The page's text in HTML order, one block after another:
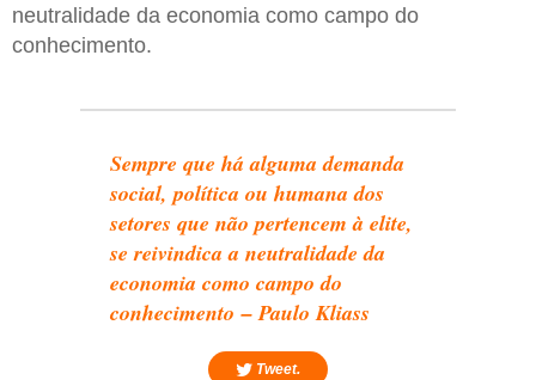
neutralidade da economia como campo do
conhecimento.
Sempre que há alguma demanda
social, política ou humana dos
setores que não pertencem à elite,
se reivindica a neutralidade da
economia como campo do
conhecimento – Paulo Kliass
Tweet.